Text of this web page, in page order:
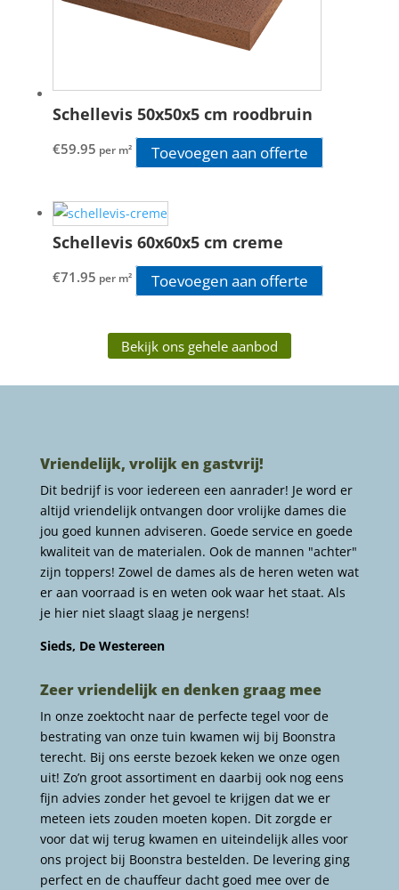
Schellevis 50x50x5 cm roodbruin
€59.95 per m² Toevoegen aan offerte
Schellevis 60x60x5 cm creme
€71.95 per m² Toevoegen aan offerte
Bekijk ons gehele aanbod
Vriendelijk, vrolijk en gastvrij!
Dit bedrijf is voor iedereen een aanrader! Je word er
altijd vriendelijk ontvangen door vrolijke dames die
jou goed kunnen adviseren. Goede service en goede
kwaliteit van de materialen. Ook de mannen "achter"
zijn toppers! Zowel de dames als de heren weten wat
er aan voorraad is en weten ook waar het staat. Als
je hier niet slaagt slaag je nergens!
Sieds, De Westereen
Zeer vriendelijk en denken graag mee
In onze zoektocht naar de perfecte tegel voor de
bestrating van onze tuin kwamen wij bij Boonstra
terecht. Bij ons eerste bezoek keken we onze ogen
uit! Zo’n groot assortiment en daarbij ook nog eens
fijn advies zonder het gevoel te krijgen dat we er
meteen iets zouden moeten kopen. Dit zorgde er
voor dat wij terug kwamen en uiteindelijk alles voor
ons project bij Boonstra bestelden. De levering ging
perfect en de chauffeur dacht goed mee over de